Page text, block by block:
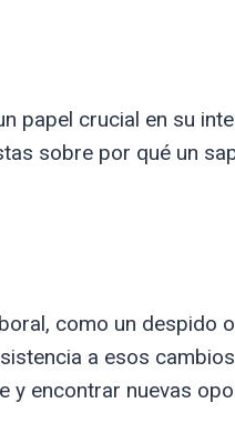
papel crucial en su
sobre por qué un
como un despido
a esos
y encontrar nuevas